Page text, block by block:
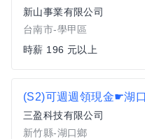
新山事業有限公司
台南市-學甲區
時薪 196 元以上
三盈科技有限公司
新竹縣-湖口鄉